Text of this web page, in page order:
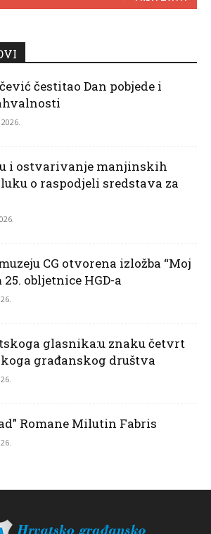
čestitao Dan pobjede i
i ostvarivanje manjinskih
o raspodjeli sredstava za
CG otvorena izložba “Moj
obljetnice HGD-a
glasnika:u znaku četvrt
građanskog društva
Romane Milutin Fabris